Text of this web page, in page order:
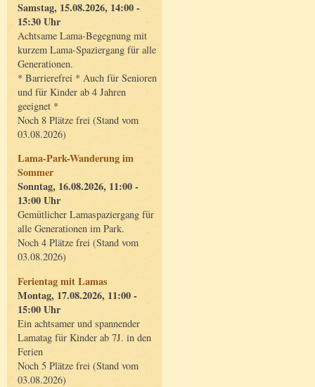
Samstag, 15.08.2026, 14:00 -
15:30 Uhr
Achtsame Lama-Begegnung mit
kurzem Lama-Spaziergang für alle
Generationen.
* Barrierefrei * Auch für Senioren
und für Kinder ab 4 Jahren
geeignet *
Noch 8 Plätze frei (Stand vom
03.08.2026)
Lama-Park-Wanderung im
Sommer
Sonntag, 16.08.2026, 11:00 -
13:00 Uhr
Gemütlicher Lamaspaziergang für
alle Generationen im Park.
Noch 4 Plätze frei (Stand vom
03.08.2026)
Ferientag mit Lamas
Montag, 17.08.2026, 11:00 -
15:00 Uhr
Ein achtsamer und spannender
Lamatag für Kinder ab 7J. in den
Ferien
Noch 5 Plätze frei (Stand vom
03.08.2026)